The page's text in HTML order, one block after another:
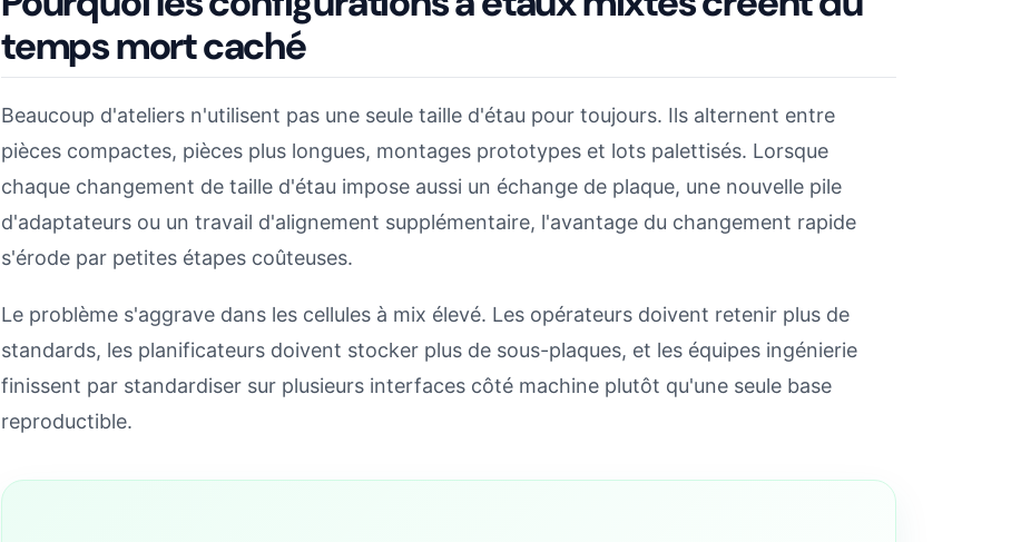
temps mort caché
Beaucoup d'ateliers n'utilisent pas une seule taille d'étau pour toujours. Ils alternent entre
pièces compactes, pièces plus longues, montages prototypes et lots palettisés. Lorsque
chaque changement de taille d'étau impose aussi un échange de plaque, une nouvelle pile
d'adaptateurs ou un travail d'alignement supplémentaire, l'avantage du changement rapide
s'érode par petites étapes coûteuses.
Le problème s'aggrave dans les cellules à mix élevé. Les opérateurs doivent retenir plus de
standards, les planificateurs doivent stocker plus de sous-plaques, et les équipes ingénierie
finissent par standardiser sur plusieurs interfaces côté machine plutôt qu'une seule base
reproductible.